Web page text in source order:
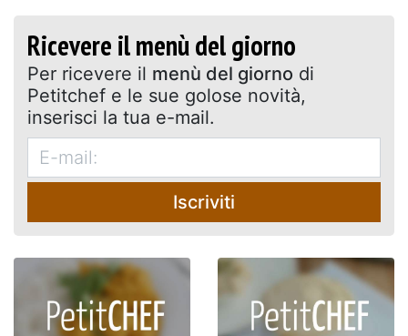
Ricevere il menù del giorno
Per ricevere il menù del giorno di
Petitchef e le sue golose novità,
inserisci la tua e-mail.
Iscriviti